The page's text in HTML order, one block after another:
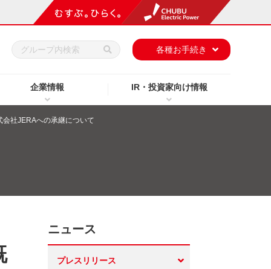
企業情報 IR・投資家向け情報
各種お手続き
社JERAへの承継について
ニュース
プレスリリース